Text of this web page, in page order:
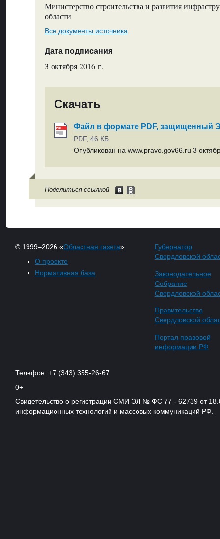
Министерство строительства и развития
области
Все документы источника
Дата подписания
3 октября 2016 г.
Скачать
Файл в формате PDF, защищенный
PDF, 46 КБ
Опубликован на www.pravo.gov66.ru 3
Поделиться ссылкой
© 1999–2026 «Областная газета»
О проекте
Нормативная база
Губернатор
Свердловской
Законодательное
Собрание
Свердловской
Правительство
Свердловской
Портал правовой
информации РФ
Телефон: +7 (343) 355-26-67
0+
Свидетельство о регистрации СМИ ЭЛ № ФС 77 - 62739 от
информационных технологий и массовых коммуникаций РФ.